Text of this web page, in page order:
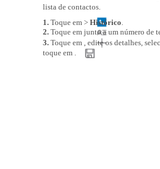
lista de contactos.
1. Toque em > Histórico.
2. Toque em junto a um número de
3. Toque em , edite os detalhes,
toque em .